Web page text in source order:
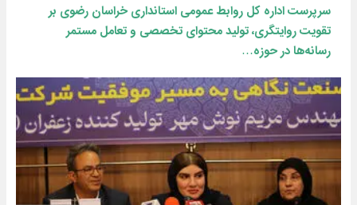
سرپرست اداره کل روابط عمومی استانداری خراسان رضوی بر
تقویت روایتگری، تولید محتوای تخصصی و تعامل مستمر
رسانه‌ها در حوزه…